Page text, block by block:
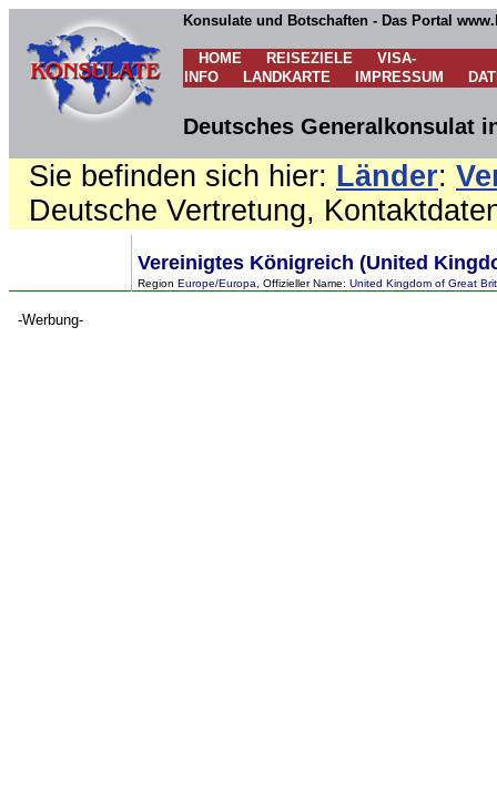
Konsulate und Botschaften - Das Portal
HOME REISEZIELE
VISA-
INFO
LANDKARTE IMPRESSUM
Deutsches Generalkonsulat
Sie befinden sich hier: Länder:
Deutsche Vertretung,
Vereinigtes Königreich (United
Region Europe/Europa , Offizieller Name: United Kingdom of Great
-Werbung-